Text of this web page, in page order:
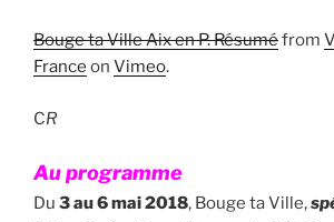
Bouge ta Ville Aix en P. Résuméfrom
France on Vimeo.
CR
Au programme
Du 3 au 6 mai 2018, Bouge ta Ville,